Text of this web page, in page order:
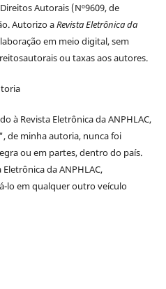
DireitosAutorais(Nº9609, de
Autorizo aRevista Eletrônica da
em meio digital, sem
autoraisou taxas aos autores.
à Revista Eletrônica da ANPHLAC,
de minha autoria, nunca foi
ou em partes, dentrodo país.
Eletrônica da ANPHLAC,
lo em qualquer outro veículo